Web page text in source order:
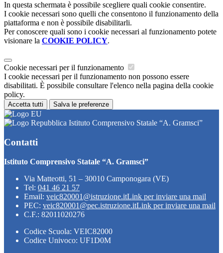
In questa schermata è possibile scegliere quali cookie consentire.
I cookie necessari sono quelli che consentono il funzionamento della
piattaforma e non è possibile disabilitarli.
Per conoscere quali sono i cookie necessari al funzionamento potete
visionare la COOKIE POLICY.
Cookie necessari per il funzionamento
I cookie necessari per il funzionamento non possono essere
disabilitati. È possibile consultare l'elenco nella pagina della cookie
policy.
Accetta tutti Salva le preferenze
Istituto Comprensivo Statale “A. Gramsci”
Contatti
Istituto Comprensivo Statale “A. Gramsci”
Via Matteotti, 51 – 30010 Camponogara (VE)
Tel: 041 46 21 57
Email: veic820001@istruzione.itLink per inviare una mail
PEC: veic820001@pec.istruzione.itLink per inviare una mail
C.F.: 82011020276
Codice Scuola: VEIC82000
Codice Univoco: UF1D0M